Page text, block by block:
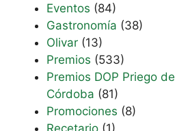
Eventos (84)
Gastronomía (38)
Olivar(13)
Premios (533)
Premios DOP Priego de
Córdoba (81)
Promociones (8)
Recetario(1)